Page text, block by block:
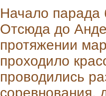
Начало
Отсюда до
протяжении
проходило
проводились
соревнования,